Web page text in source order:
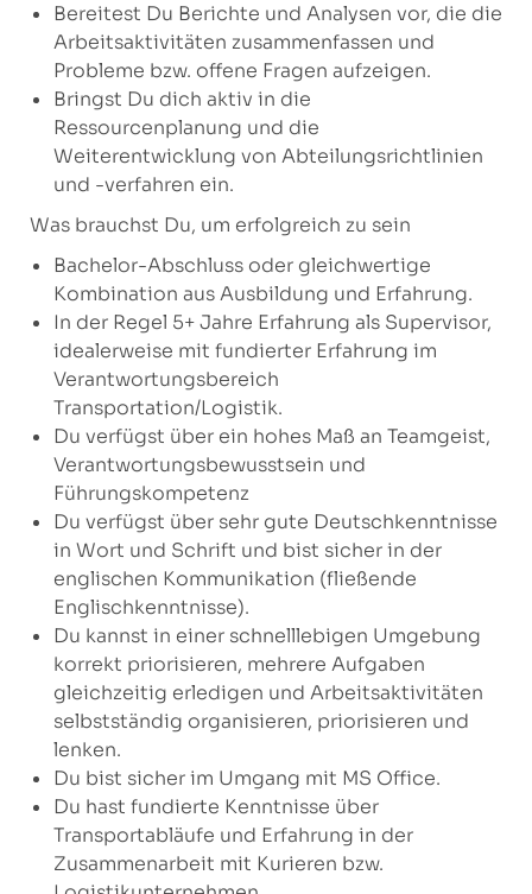
Bereitest Du Berichte und Analysen vor, die die
Arbeitsaktivitäten zusammenfassen und
Probleme bzw. offene Fragen aufzeigen.
Bringst Du dich aktiv in die
Ressourcenplanung und die
Weiterentwicklung von Abteilungsrichtlinien
und -verfahren ein.
Was brauchst Du, um erfolgreich zu sein
Bachelor-Abschluss oder gleichwertige
Kombination aus Ausbildung und Erfahrung.
In der Regel 5+ Jahre Erfahrung als Supervisor,
idealerweise mit fundierter Erfahrung im
Verantwortungsbereich
Transportation/Logistik.
Du verfügst über ein hohes Maß an Teamgeist,
Verantwortungsbewusstsein und
Führungskompetenz
Du verfügst über sehr gute Deutschkenntnisse
in Wort und Schrift und bist sicher in der
englischen Kommunikation (fließende
Englischkenntnisse).
Du kannst in einer schnelllebigen Umgebung
korrekt priorisieren, mehrere Aufgaben
gleichzeitig erledigen und Arbeitsaktivitäten
selbstständig organisieren, priorisieren und
lenken.
Du bist sicher im Umgang mit MS Office.
Du hast fundierte Kenntnisse über
Transportabläufe und Erfahrung in der
Zusammenarbeit mit Kurieren bzw.